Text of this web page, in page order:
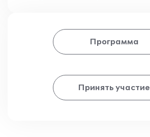
Программа
Принять участие